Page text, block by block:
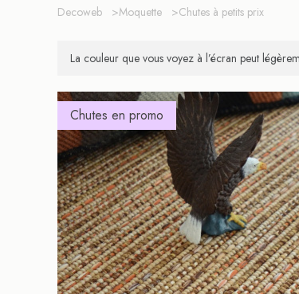
Decoweb >Moquette >Chutes à petits prix
La couleur que vous voyez à l’écran peut
Chutes en promo